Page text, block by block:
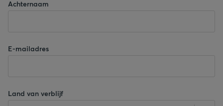
Achternaam
E-mailadres
Land van verblijf